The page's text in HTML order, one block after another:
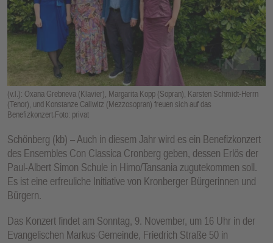
(v.l.): Oxana Grebneva (Klavier), Margarita Kopp (Sopran), Karsten Schmidt-Herrn
(Tenor), und Konstanze Callwitz (Mezzosopran) freuen sich auf das
Benefizkonzert.Foto: privat
Schönberg (kb) – Auch in diesem Jahr wird es ein Benefizkonzert
des Ensembles Con Classica Cronberg geben, dessen Erlös der
Paul-Albert Simon Schule in Himo/Tansania zugutekommen soll.
Es ist eine erfreuliche Initiative von Kronberger Bürgerinnen und
Bürgern.
Das Konzert findet am Sonntag, 9. November, um 16 Uhr in der
Evangelischen Markus-Gemeinde, Friedrich Straße 50 in
E
N